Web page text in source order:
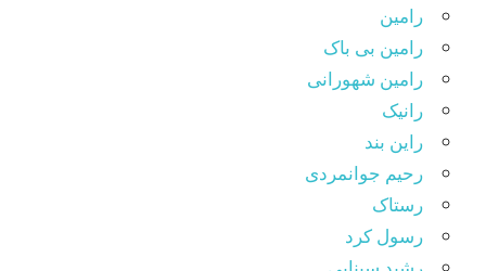
رامین
رامین بی باک
رامین شهورانی
رانیک
راین بند
رحیم جوانمردی
رستاک
رسول کرد